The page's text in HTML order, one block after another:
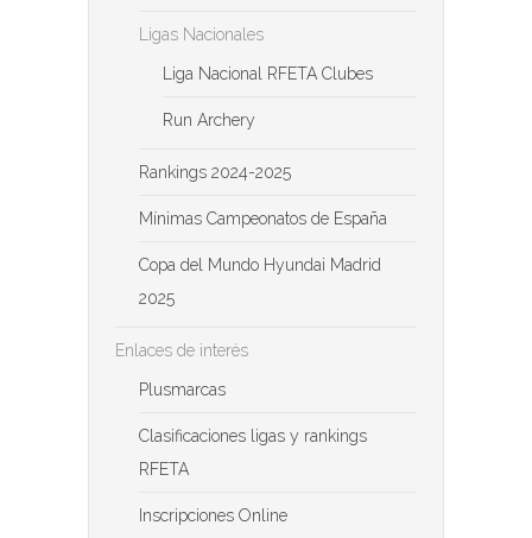
Ligas Nacionales
Liga Nacional RFETA Clubes
Run Archery
Rankings 2024-2025
Mínimas Campeonatos de España
Copa del Mundo Hyundai Madrid
2025
Enlaces de interés
Plusmarcas
Clasificaciones ligas y rankings
RFETA
Inscripciones Online